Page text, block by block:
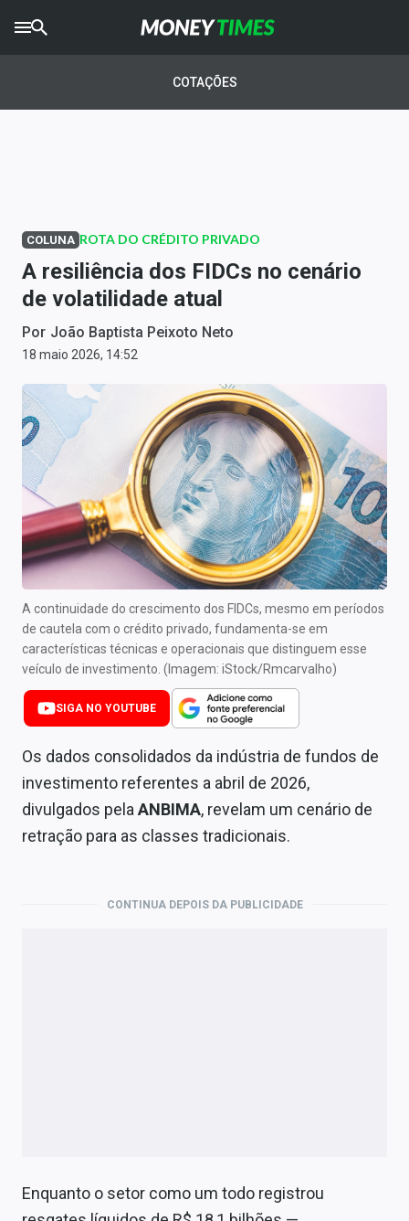
AGROTIMES
Newsletters
Money Trader
Anuncie
Últimas Notícias
Newsletters
Cotações
Comprar ou vender?
Carteiras Recomendadas
Central de Dividendos
Central de Fundos Imobiliários
Central dos IPOs
Renda Fixa
Mercados
Economia
Conteúdo de Marca
COTAÇÕES
COLUNA ROTA DO CRÉDITO PRIVADO
A resiliência dos FIDCs no cenário
de volatilidade atual
Por João Baptista Peixoto Neto
18 maio 2026, 14:52
A continuidade do crescimento dos FIDCs, mesmo em períodos
de cautela com o crédito privado, fundamenta-se em
características técnicas e operacionais que distinguem esse
veículo de investimento. (Imagem: iStock/Rmcarvalho)
SIGA NO YOUTUBE
Os dados consolidados da indústria de fundos de
investimento referentes a abril de 2026,
divulgados pela ANBIMA, revelam um cenário de
retração para as classes tradicionais.
CONTINUA DEPOIS DA PUBLICIDADE
Enquanto o setor como um todo registrou